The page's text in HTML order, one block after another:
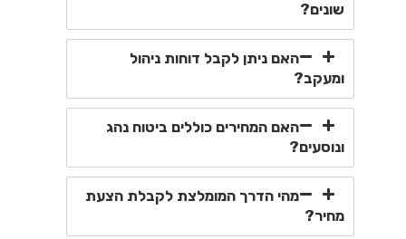
שונים?
האם ניתן לקבל דוחות ניהול
ומעקב?
האם המחירים כוללים ביטוח נהג
ונוסעים?
מהי הדרך המומלצת לקבלת הצעת
מחיר?